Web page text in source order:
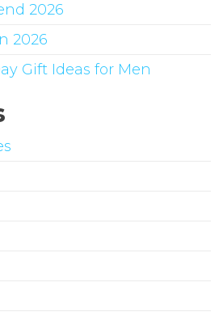
2026
2026
Gift Ideas for Men